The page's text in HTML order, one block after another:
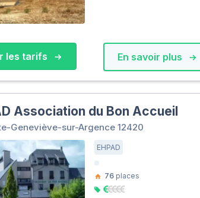
les tarifs En savoir plus
Association du Bon Accueil
Geneviève-sur-Argence 12420
EHPAD
76 places